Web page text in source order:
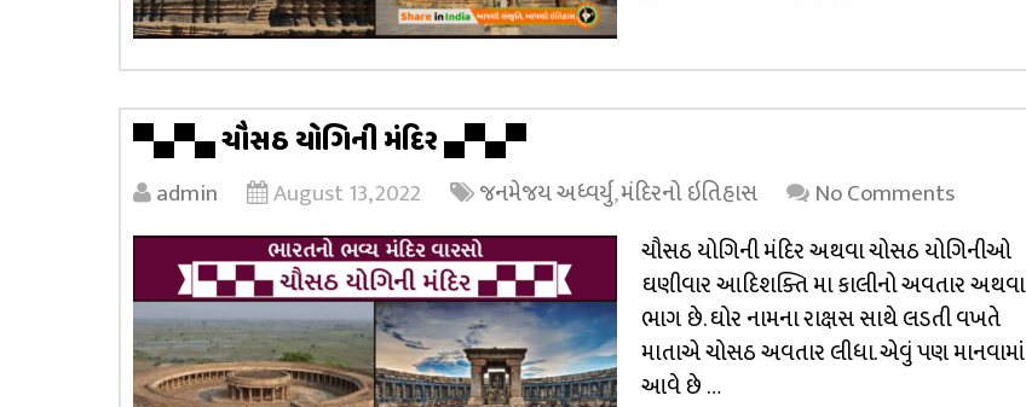
▀▄▀▄ ચૌસઠ યોગિની મંદિર ▄▀▄▀
admin August 13, 2022 જનમેજય અધ્વર્યુ,મંદિરનો ઇતિહાસ
No Comments
ચૌસઠ યોગિની મંદિર અથવા ચોસઠ યોગિનીઓ
ઘણીવાર આદિશક્તિ મા કાલીનો અવતાર અથવા
ભાગ છે. ઘોર નામના રાક્ષસ સાથે લડતી વખતે
માતાએ ચોસઠ અવતાર લીધા. એવું પણ માનવામાં
આવે છે …